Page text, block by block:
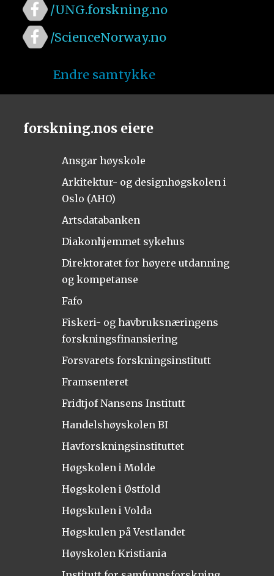
/UNG.forskning.no
/ScienceNorway.no
Endre samtykke
forskning.nos eiere
Ansgar høyskole
Arkitektur- og designhøgskolen i
Oslo (AHO)
Artsdatabanken
Diakonhjemmet sykehus
Direktoratet for høyere utdanning
og kompetanse
Fafo
Fiskeri- og havbruksnæringens
forskningsfinansiering
Forsvarets forskningsinstitutt
Framsenteret
Fridtjof Nansens Institutt
Handelshøyskolen BI
Havforskningsinstituttet
Høgskolen i Molde
Høgskolen i Østfold
Høgskulen i Volda
Høgskulen på Vestlandet
Høyskolen Kristiania